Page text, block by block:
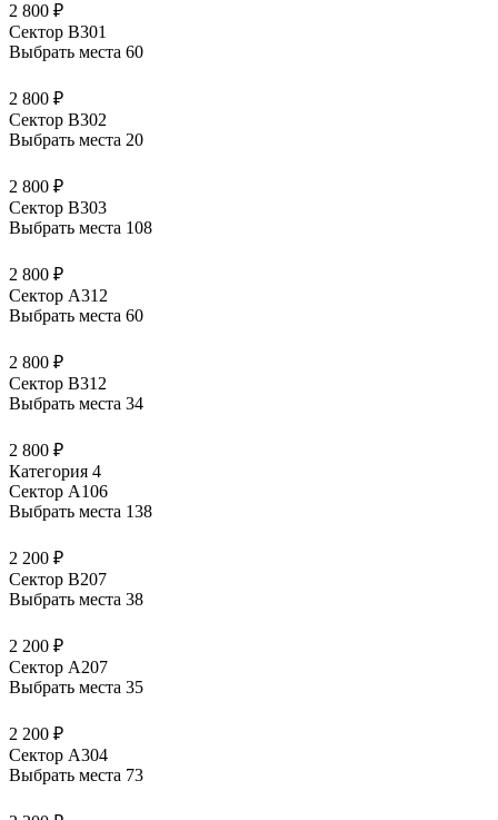
2 800 ₽
Сектор В301
Выбрать места 60
2 800 ₽
Сектор В302
Выбрать места 20
2 800 ₽
Сектор В303
Выбрать места 108
2 800 ₽
Сектор А312
Выбрать места 60
2 800 ₽
Сектор В312
Выбрать места 34
2 800 ₽
Категория 4
Сектор А106
Выбрать места 138
2 200 ₽
Сектор В207
Выбрать места 38
2 200 ₽
Сектор А207
Выбрать места 35
2 200 ₽
Сектор А304
Выбрать места 73